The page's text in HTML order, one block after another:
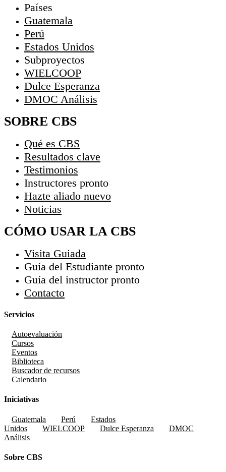
Países
Guatemala
Perú
Estados Unidos
Subproyectos
WIELCOOP
Dulce Esperanza
DMOC Análisis
SOBRE CBS
Qué es CBS
Resultados clave
Testimonios
Instructores pronto
Hazte aliado nuevo
Noticias
CÓMO USAR LA CBS
Visita Guiada
Guía del Estudiante pronto
Guía del instructor pronto
Contacto
Servicios
Autoevaluación
Cursos
Eventos
Biblioteca
Buscador de recursos
Calendario
Iniciativas
Guatemala Perú
Estados
Unidos
WIELCOOP Dulce Esperanza
DMOC
Análisis
Sobre CBS